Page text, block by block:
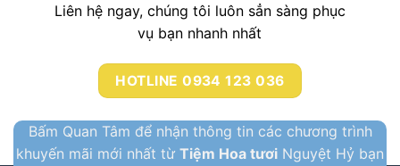
Liên hệ ngay, chúng tôi luôn sẳn sàng phục
vụ bạn nhanh nhất
HOTLINE 0934 123 036
Bấm Quan Tâm để nhận thông tin các chương trình
khuyến mãi mới nhất từ Tiệm Hoa tươi Nguyệt Hỷ bạn